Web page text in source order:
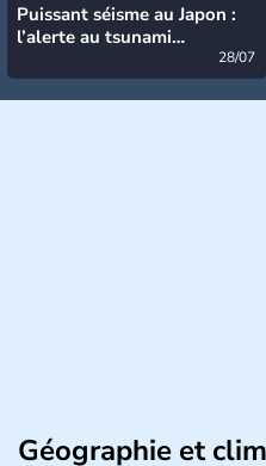
Puissant séisme au Japon :
l’alerte au tsunami
28/07
Géographie et